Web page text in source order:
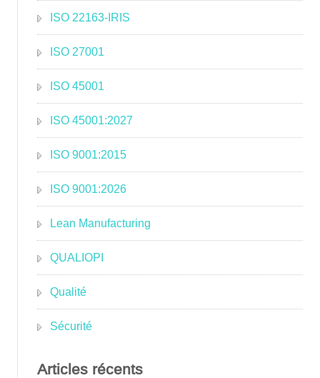
ISO 22163-IRIS
ISO 27001
ISO 45001
ISO 45001:2027
ISO 9001:2015
ISO 9001:2026
Lean Manufacturing
QUALIOPI
Qualité
Sécurité
Articles récents